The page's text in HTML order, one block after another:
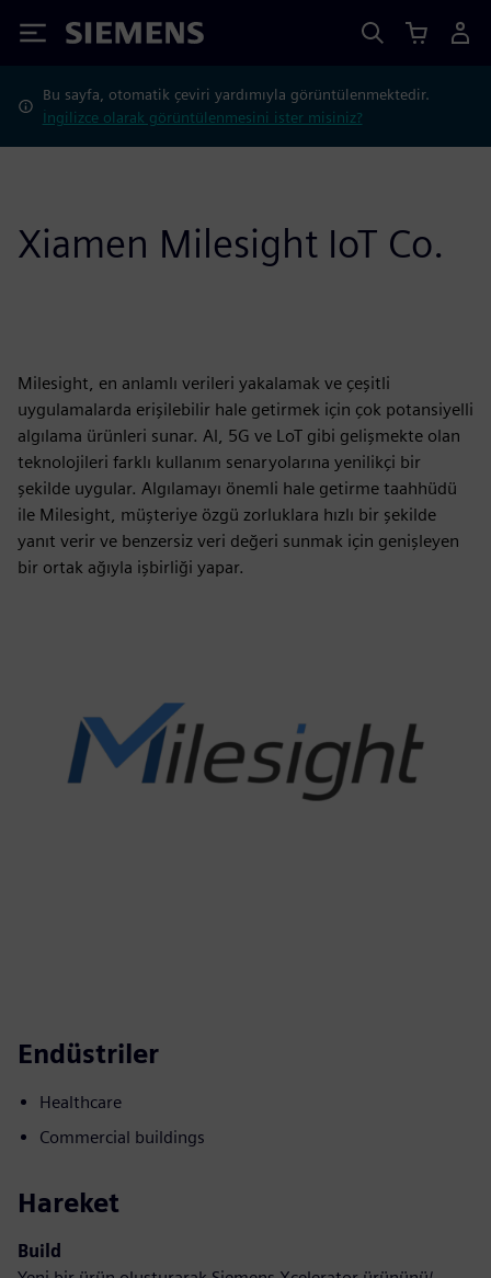
Siemens
Bu sayfa, otomatik çeviri yardımıyla görüntülenmektedir.
İngilizce olarak görüntülenmesini ister misiniz?
Xiamen Milesight IoT Co.
Milesight, en anlamlı verileri yakalamak ve çeşitli
uygulamalarda erişilebilir hale getirmek için çok potansiyelli
algılama ürünleri sunar. Al, 5G ve LoT gibi gelişmekte olan
teknolojileri farklı kullanım senaryolarına yenilikçi bir
şekilde uygular. Algılamayı önemli hale getirme taahhüdü
ile Milesight, müşteriye özgü zorluklara hızlı bir şekilde
yanıt verir ve benzersiz veri değeri sunmak için genişleyen
bir ortak ağıyla işbirliği yapar.
Endüstriler
Healthcare
Commercial buildings
Hareket
Build